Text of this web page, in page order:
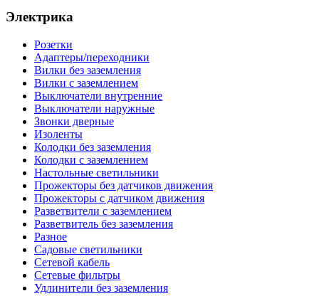
Электрика
Розетки
Адаптеры/переходники
Вилки без заземления
Вилки с заземлением
Выключатели внутренние
Выключатели наружные
Звонки дверные
Изоленты
Колодки без заземления
Колодки с заземлением
Настольные светильники
Прожекторы без датчиков движения
Прожекторы с датчиком движения
Разветвители с заземлением
Разветвитель без заземления
Разное
Садовые светильники
Сетевой кабель
Сетевые фильтры
Удлинители без заземления